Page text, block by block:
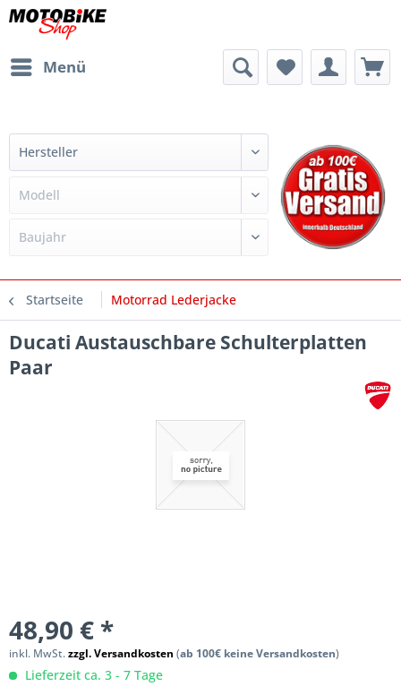
Menü
Startseite Motorrad Lederjacke
Ducati Austauschbare Schulterplatten
Paar
48,90 € *
inkl. MwSt.zzgl. Versandkosten (ab 100€ keine Versandkosten)
Lieferzeit ca. 3 - 7 Tage